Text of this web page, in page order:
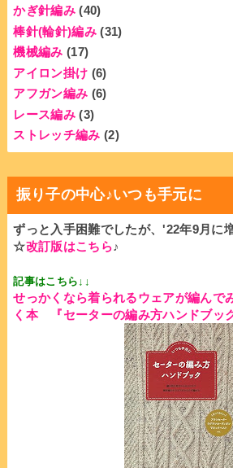
かぎ針編み (40)
棒針(輪針)編み (31)
機械編み (17)
アイロン掛け (6)
アフガン編み (6)
レース編み (3)
ストレッチ編み (2)
振り子の中心♪いつも手元に
ずっと入手困難でしたが、'22年9月に
☆改訂版はこちら♪
記事はこちら↓↓
せっかくなら着られるウェアが編んで
く本
『セーターの編み方ハンドブッ